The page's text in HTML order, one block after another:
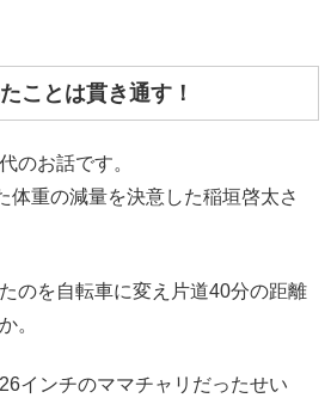
ことは貫き通す！
のお話です。
体重の減量を決意した稲垣啓太さ
のを自転車に変え片道40分の距離
。
インチのママチャリだったせい